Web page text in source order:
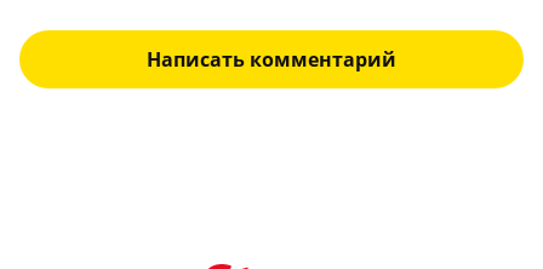
Написать комментарий